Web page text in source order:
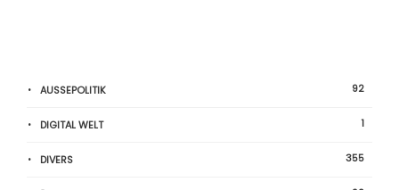
AUSSEPOLITIK 92
DIGITAL WELT 1
DIVERS 355